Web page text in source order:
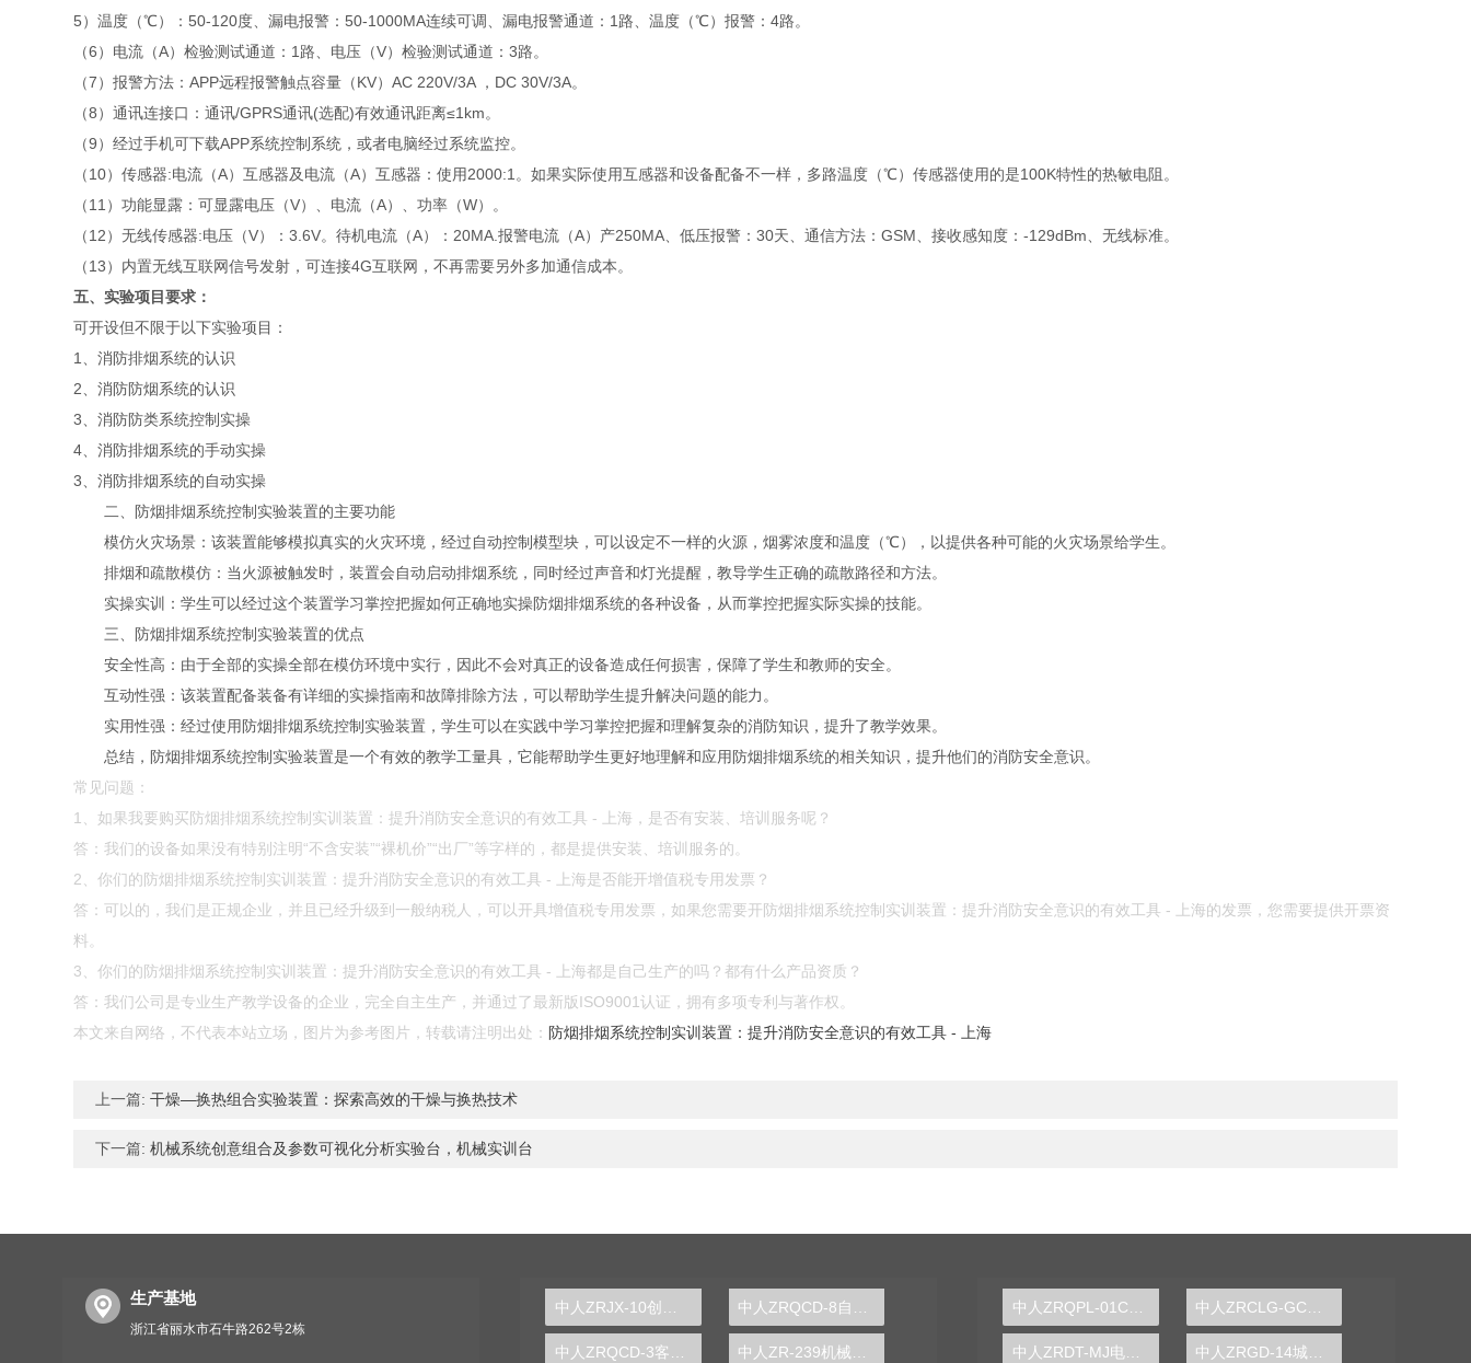
5）温度（℃）：50-120度、漏电报警：50-1000MA连续可调、漏电报警通道：1路、温度（℃）报警：4路。
（6）电流（A）检验测试通道：1路、电压（V）检验测试通道：3路。
（7）报警方法：APP远程报警触点容量（KV）AC 220V/3A ，DC 30V/3A。
（8）通讯连接口：通讯/GPRS通讯(选配)有效通讯距离≤1km。
（9）经过手机可下载APP系统控制系统，或者电脑经过系统监控。
（10）传感器:电流（A）互感器及电流（A）互感器：使用2000:1。如果实际使用互感器和设备配备不一样，多路温度（℃）传感器使用的是100K特性的热敏电阻。
（11）功能显露：可显露电压（V）、电流（A）、功率（W）。
（12）无线传感器:电压（V）：3.6V。待机电流（A）：20MA.报警电流（A）产250MA、低压报警：30天、通信方法：GSM、接收感知度：-129dBm、无线标准。
（13）内置无线互联网信号发射，可连接4G互联网，不再需要另外多加通信成本。
五、实验项目要求：
可开设但不限于以下实验项目：
1、消防排烟系统的认识
2、消防防烟系统的认识
3、消防防类系统控制实操
4、消防排烟系统的手动实操
3、消防排烟系统的自动实操
二、防烟排烟系统控制实验装置的主要功能
模仿火灾场景：该装置能够模拟真实的火灾环境，经过自动控制模型块，可以设定不一样的火源，烟雾浓度和温度（℃），以提供各种可能的火灾场景给学生。
排烟和疏散模仿：当火源被触发时，装置会自动启动排烟系统，同时经过声音和灯光提醒，教导学生正确的疏散路径和方法。
实操实训：学生可以经过这个装置学习掌控把握如何正确地实操防烟排烟系统的各种设备，从而掌控把握实际实操的技能。
三、防烟排烟系统控制实验装置的优点
安全性高：由于全部的实操全部在模仿环境中实行，因此不会对真正的设备造成任何损害，保障了学生和教师的安全。
互动性强：该装置配备装备有详细的实操指南和故障排除方法，可以帮助学生提升解决问题的能力。
实用性强：经过使用防烟排烟系统控制实验装置，学生可以在实践中学习掌控把握和理解复杂的消防知识，提升了教学效果。
总结，防烟排烟系统控制实验装置是一个有效的教学工量具，它能帮助学生更好地理解和应用防烟排烟系统的相关知识，提升他们的消防安全意识。
常见问题：
1、如果我要购买防烟排烟系统控制实训装置：提升消防安全意识的有效工具 - 上海，是否有安装、培训服务呢？
答：我们的设备如果没有特别注明“不含安装”“裸机价”“出厂”等字样的，都是提供安装、培训服务的。
2、你们的防烟排烟系统控制实训装置：提升消防安全意识的有效工具 - 上海是否能开增值税专用发票？
答：可以的，我们是正规企业，并且已经升级到一般纳税人，可以开具增值税专用发票，如果您需要开防烟排烟系统控制实训装置：提升消防安全意识的有效工具 - 上海的发票，您需要提供开票资
料。
3、你们的防烟排烟系统控制实训装置：提升消防安全意识的有效工具 - 上海都是自己生产的吗？都有什么产品资质？
答：我们公司是专业生产教学设备的企业，完全自主生产，并通过了最新版ISO9001认证，拥有多项专利与著作权。
本文来自网络，不代表本站立场，图片为参考图片，转载请注明出处： 防烟排烟系统控制实训装置：提升消防安全意识的有效工具 - 上海
上一篇: 干燥―换热组合实验装置：探索高效的干燥与换热技术
下一篇: 机械系统创意组合及参数可视化分析实验台，机械实训台
生产基地
浙江省丽水市石牛路262号2栋
中人ZRDT-MJ电梯门机构安装与调试实训装置